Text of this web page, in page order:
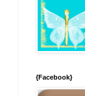
{Facebook}